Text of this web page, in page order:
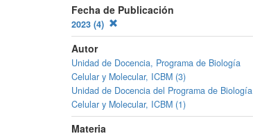
Fecha de Publicación
2023 (4)
Autor
Unidad de Docencia, Programa de Biología
Celular y Molecular, ICBM (3)
Unidad de Docencia del Programa de Biología
Celular y Molecular, ICBM (1)
Materia